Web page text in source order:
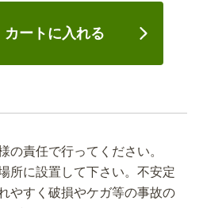
カートに入れる
の責任で行ってください。
所に設置して下さい。不安定
やすく破損やケガ等の事故の